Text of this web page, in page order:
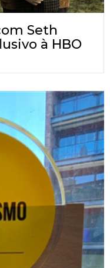
Seth
à HBO